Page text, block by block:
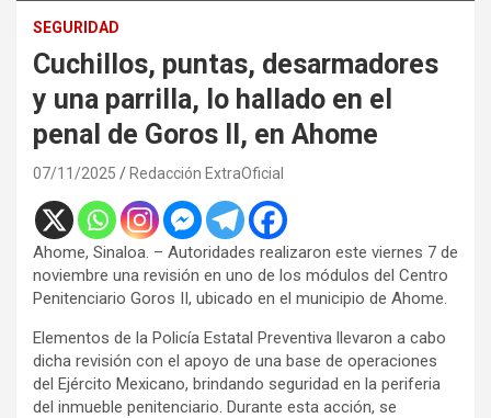
SEGURIDAD
Cuchillos, puntas, desarmadores
y una parrilla, lo hallado en el
penal de Goros II, en Ahome
07/11/2025 Redacción ExtraOficial
Ahome, Sinaloa. – Autoridades realizaron este viernes 7 de
noviembre una revisión en uno de los módulos del Centro
Penitenciario Goros II, ubicado en el municipio de Ahome.
Elementos de la Policía Estatal Preventiva llevaron a cabo
dicha revisión con el apoyo de una base de operaciones
del Ejército Mexicano, brindando seguridad en la periferia
del inmueble penitenciario. Durante esta acción, se